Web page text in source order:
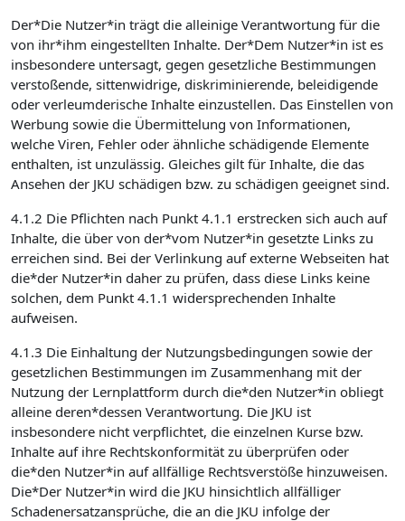
Der*Die Nutzer*in trägt die alleinige Verantwortung für die
von ihr*ihm eingestellten Inhalte. Der*Dem Nutzer*in ist es
insbesondere untersagt, gegen gesetzliche Bestimmungen
verstoßende, sittenwidrige, diskriminierende, beleidigende
oder verleumderische Inhalte einzustellen. Das Einstellen von
Werbung sowie die Übermittelung von Informationen,
welche Viren, Fehler oder ähnliche schädigende Elemente
enthalten, ist unzulässig. Gleiches gilt für Inhalte, die das
Ansehen der JKU schädigen bzw. zu schädigen geeignet sind.
4.1.2 Die Pflichten nach Punkt 4.1.1 erstrecken sich auch auf
Inhalte, die über von der*vom Nutzer*in gesetzte Links zu
erreichen sind. Bei der Verlinkung auf externe Webseiten hat
die*der Nutzer*in daher zu prüfen, dass diese Links keine
solchen, dem Punkt 4.1.1 widersprechenden Inhalte
aufweisen.
4.1.3 Die Einhaltung der Nutzungsbedingungen sowie der
gesetzlichen Bestimmungen im Zusammenhang mit der
Nutzung der Lernplattform durch die*den Nutzer*in obliegt
alleine deren*dessen Verantwortung. Die JKU ist
insbesondere nicht verpflichtet, die einzelnen Kurse bzw.
Inhalte auf ihre Rechtskonformität zu überprüfen oder
die*den Nutzer*in auf allfällige Rechtsverstöße hinzuweisen.
Die*Der Nutzer*in wird die JKU hinsichtlich allfälliger
Schadenersatzansprüche, die an die JKU infolge der